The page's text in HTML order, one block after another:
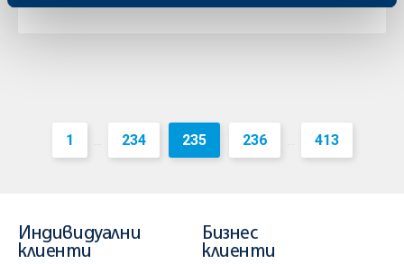
1 ... 234 235 236 ... 413
Индивидуални
клиенти
Бизнес
клиенти